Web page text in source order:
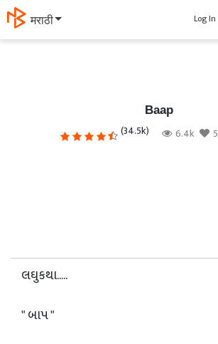
मराठी Log In
Baap
(34.5k) 6.4k 5
લઘુકથા.....
" બાપ "